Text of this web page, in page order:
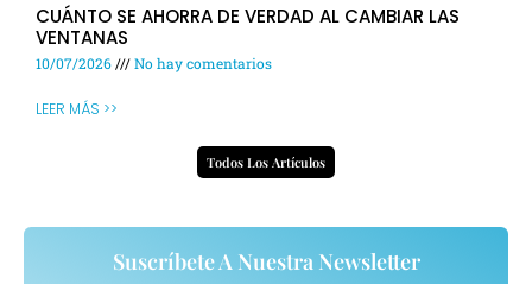
CUÁNTO SE AHORRA DE VERDAD AL CAMBIAR LAS
VENTANAS
10/07/2026 No hay comentarios
LEER MÁS >>
Todos Los Artículos
Suscríbete A Nuestra Newsletter